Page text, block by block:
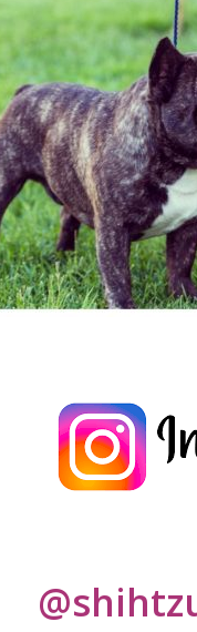
işaretlenmişlerdir